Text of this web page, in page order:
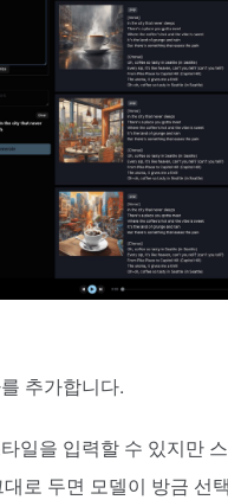
추가합니다.
일을 입력할 수 있지만
로 두면 모델이 방금 선